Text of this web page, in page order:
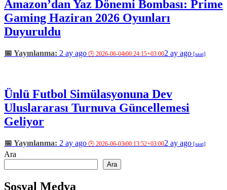
Amazon’dan Yaz Dönemi Bombası: Prime
Gaming Haziran 2026 Oyunları
Duyuruldu
2 ay ago 2 ay ago
Ünlü Futbol Simülasyonuna Dev
Uluslararası Turnuva Güncellemesi
Geliyor
2 ay ago
2 ay ago
Ara
Ara
Sosyal Medya